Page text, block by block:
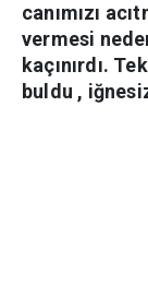
canımızı
vermesi
kaçınırdı.
buldu ,